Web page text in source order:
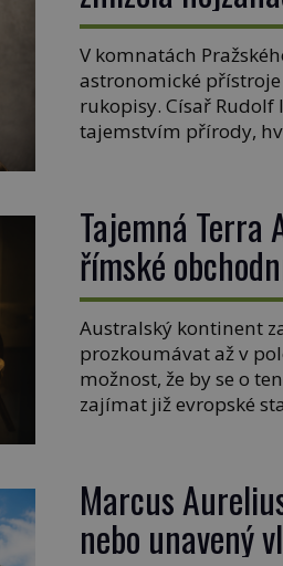
Evropy?
V komnatách
astronomické
rukopisy. Císař Rudolf
tajemstvím přírody,
existují ještě někde
[…]
Tajemná Terra
římské
Australský kontinent
prozkoumávat až v
možnost, že by se o
zajímat již evropské
Proč? Do jisté míry to
Marcus
nebo unavený